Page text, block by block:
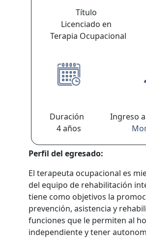
Título
Licenciado en
Terapia Ocupacional
Duración
4 años
Ingreso
Perfil del egresado:
El terapeuta ocupacional es
del equipo de rehabilitación
tiene como objetivos la
prevención, asistencia y
funciones que le permiten al
independiente y tener